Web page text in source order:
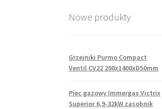
Nowe produkty
Grzejniki Purmo Compact
Ventil CV22 200x1400xD50mm
Piec gazowy Immergas Victrix
Superior 6,9-32kW zasobnik